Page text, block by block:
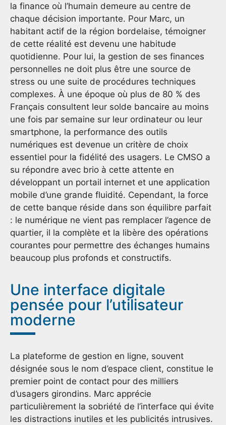
la finance où l’humain demeure au centre de
chaque décision importante. Pour Marc, un
habitant actif de la région bordelaise, témoigner
de cette réalité est devenu une habitude
quotidienne. Pour lui, la gestion de ses finances
personnelles ne doit plus être une source de
stress ou une suite de procédures techniques
complexes. À une époque où plus de 80 % des
Français consultent leur solde bancaire au moins
une fois par semaine sur leur ordinateur ou leur
smartphone, la performance des outils
numériques est devenue un critère de choix
essentiel pour la fidélité des usagers. Le CMSO a
su répondre avec brio à cette attente en
développant un portail internet et une application
mobile d’une grande fluidité. Cependant, la force
de cette banque réside dans son équilibre parfait
: le numérique ne vient pas remplacer l’agence de
quartier, il la complète et la libère des opérations
courantes pour permettre des échanges humains
beaucoup plus profonds et constructifs.
Une interface digitale
pensée pour l’utilisateur
moderne
La plateforme de gestion en ligne, souvent
désignée sous le nom d’espace client, constitue le
premier point de contact pour des milliers
d’usagers girondins. Marc apprécie
particulièrement la sobriété de l’interface qui évite
les distractions inutiles et les publicités intrusives.